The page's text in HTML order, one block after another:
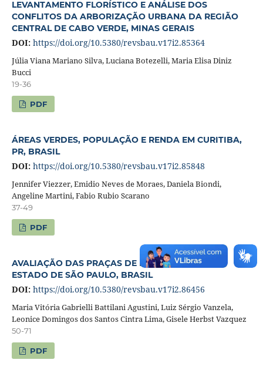
LEVANTAMENTO FLORÍSTICO E ANÁLISE DOS
CONFLITOS DA ARBORIZAÇÃO URBANA DA REGIÃO
CENTRAL DE CABO VERDE, MINAS GERAIS
DOI: https://doi.org/10.5380/revsbau.v17i2.85364
Júlia Viana Mariano Silva, Luciana Botezelli, Maria Elisa Diniz
Bucci
19-36
PDF
ÁREAS VERDES, POPULAÇÃO E RENDA EM CURITIBA,
PR, BRASIL
DOI: https://doi.org/10.5380/revsbau.v17i2.85848
Jennifer Viezzer, Emidio Neves de Moraes, Daniela Biondi,
Angeline Martini, Fabio Rubio Scarano
37-49
PDF
AVALIAÇÃO DAS PRAÇAS DE FERNANDÓPOLIS,
ESTADO DE SÃO PAULO, BRASIL
DOI: https://doi.org/10.5380/revsbau.v17i2.86456
Maria Vitória Gabrielli Battilani Agustini, Luiz Sérgio Vanzela,
Leonice Domingos dos Santos Cintra Lima, Gisele Herbst Vazquez
50-71
PDF